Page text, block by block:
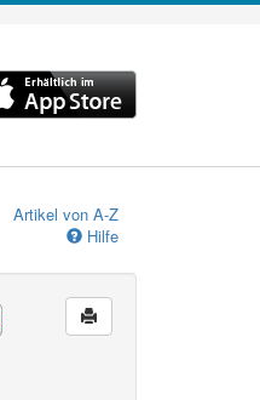
Artikel von A-Z
Hilfe